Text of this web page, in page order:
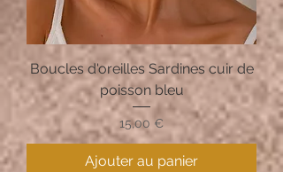
Boucles d'oreilles Sardines cuir de
poisson bleu
Prix
15,00 €
Ajouter au panier